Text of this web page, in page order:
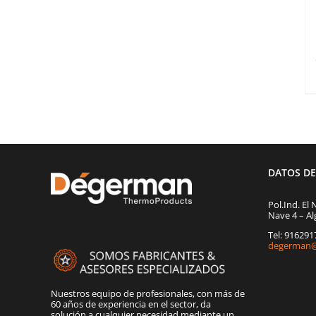
Nuestros equipo de profesionales, con más de
60 años de experiencia en el sector, da
DATOS
Pol.Ind. El
Nave 4 –
Tel: